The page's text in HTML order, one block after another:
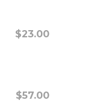
$23.00
$57.00